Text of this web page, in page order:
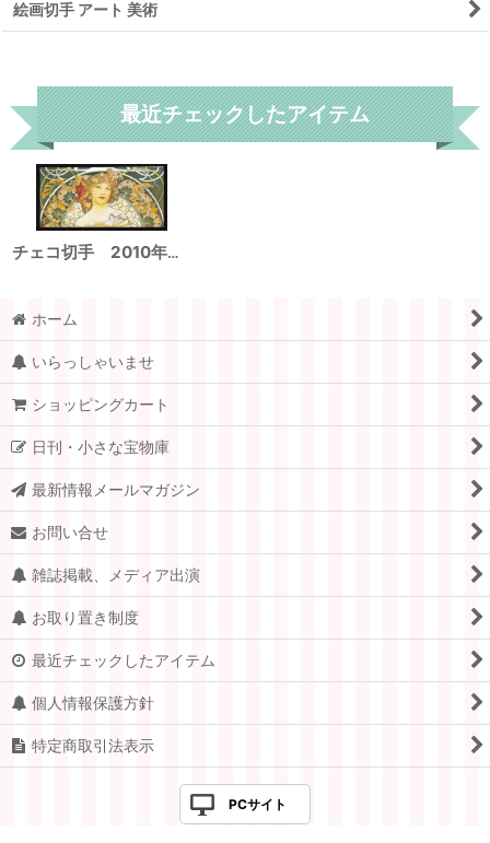
絵画切手 アート 美術
最近チェックしたアイテム
チェコ切手 2010年 絵画 ミュシャ生誕150年 切手帳
ホーム
いらっしゃいませ
ショッピングカート
日刊・小さな宝物庫
最新情報メールマガジン
お問い合せ
雑誌掲載、メディア出演
お取り置き制度
最近チェックしたアイテム
個人情報保護方針
特定商取引法表示
PCサイト